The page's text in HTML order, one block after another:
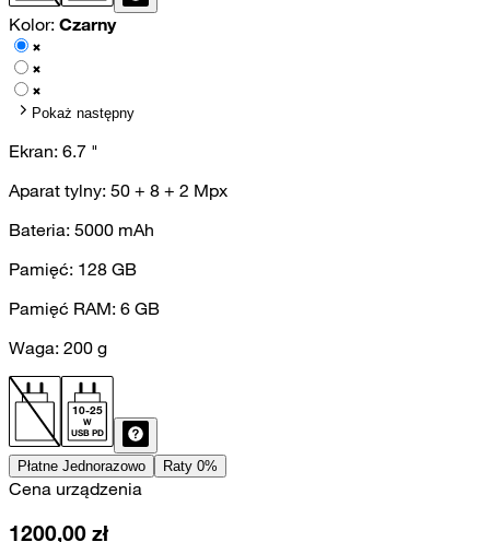
Kolor: Czarny
Pokaż następny
Ekran: 6.7 "
Aparat tylny: 50 + 8 + 2 Mpx
Bateria: 5000 mAh
Pamięć: 128 GB
Pamięć RAM: 6 GB
Waga: 200 g
10-25
W
USB PD
Płatne Jednorazowo Raty 0%
Cena urządzenia
1200,00 zł